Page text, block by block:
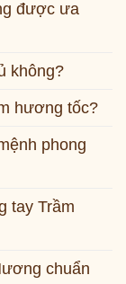
được ưa
không?
hương tốc?
phong
tay Trầm
chuẩn